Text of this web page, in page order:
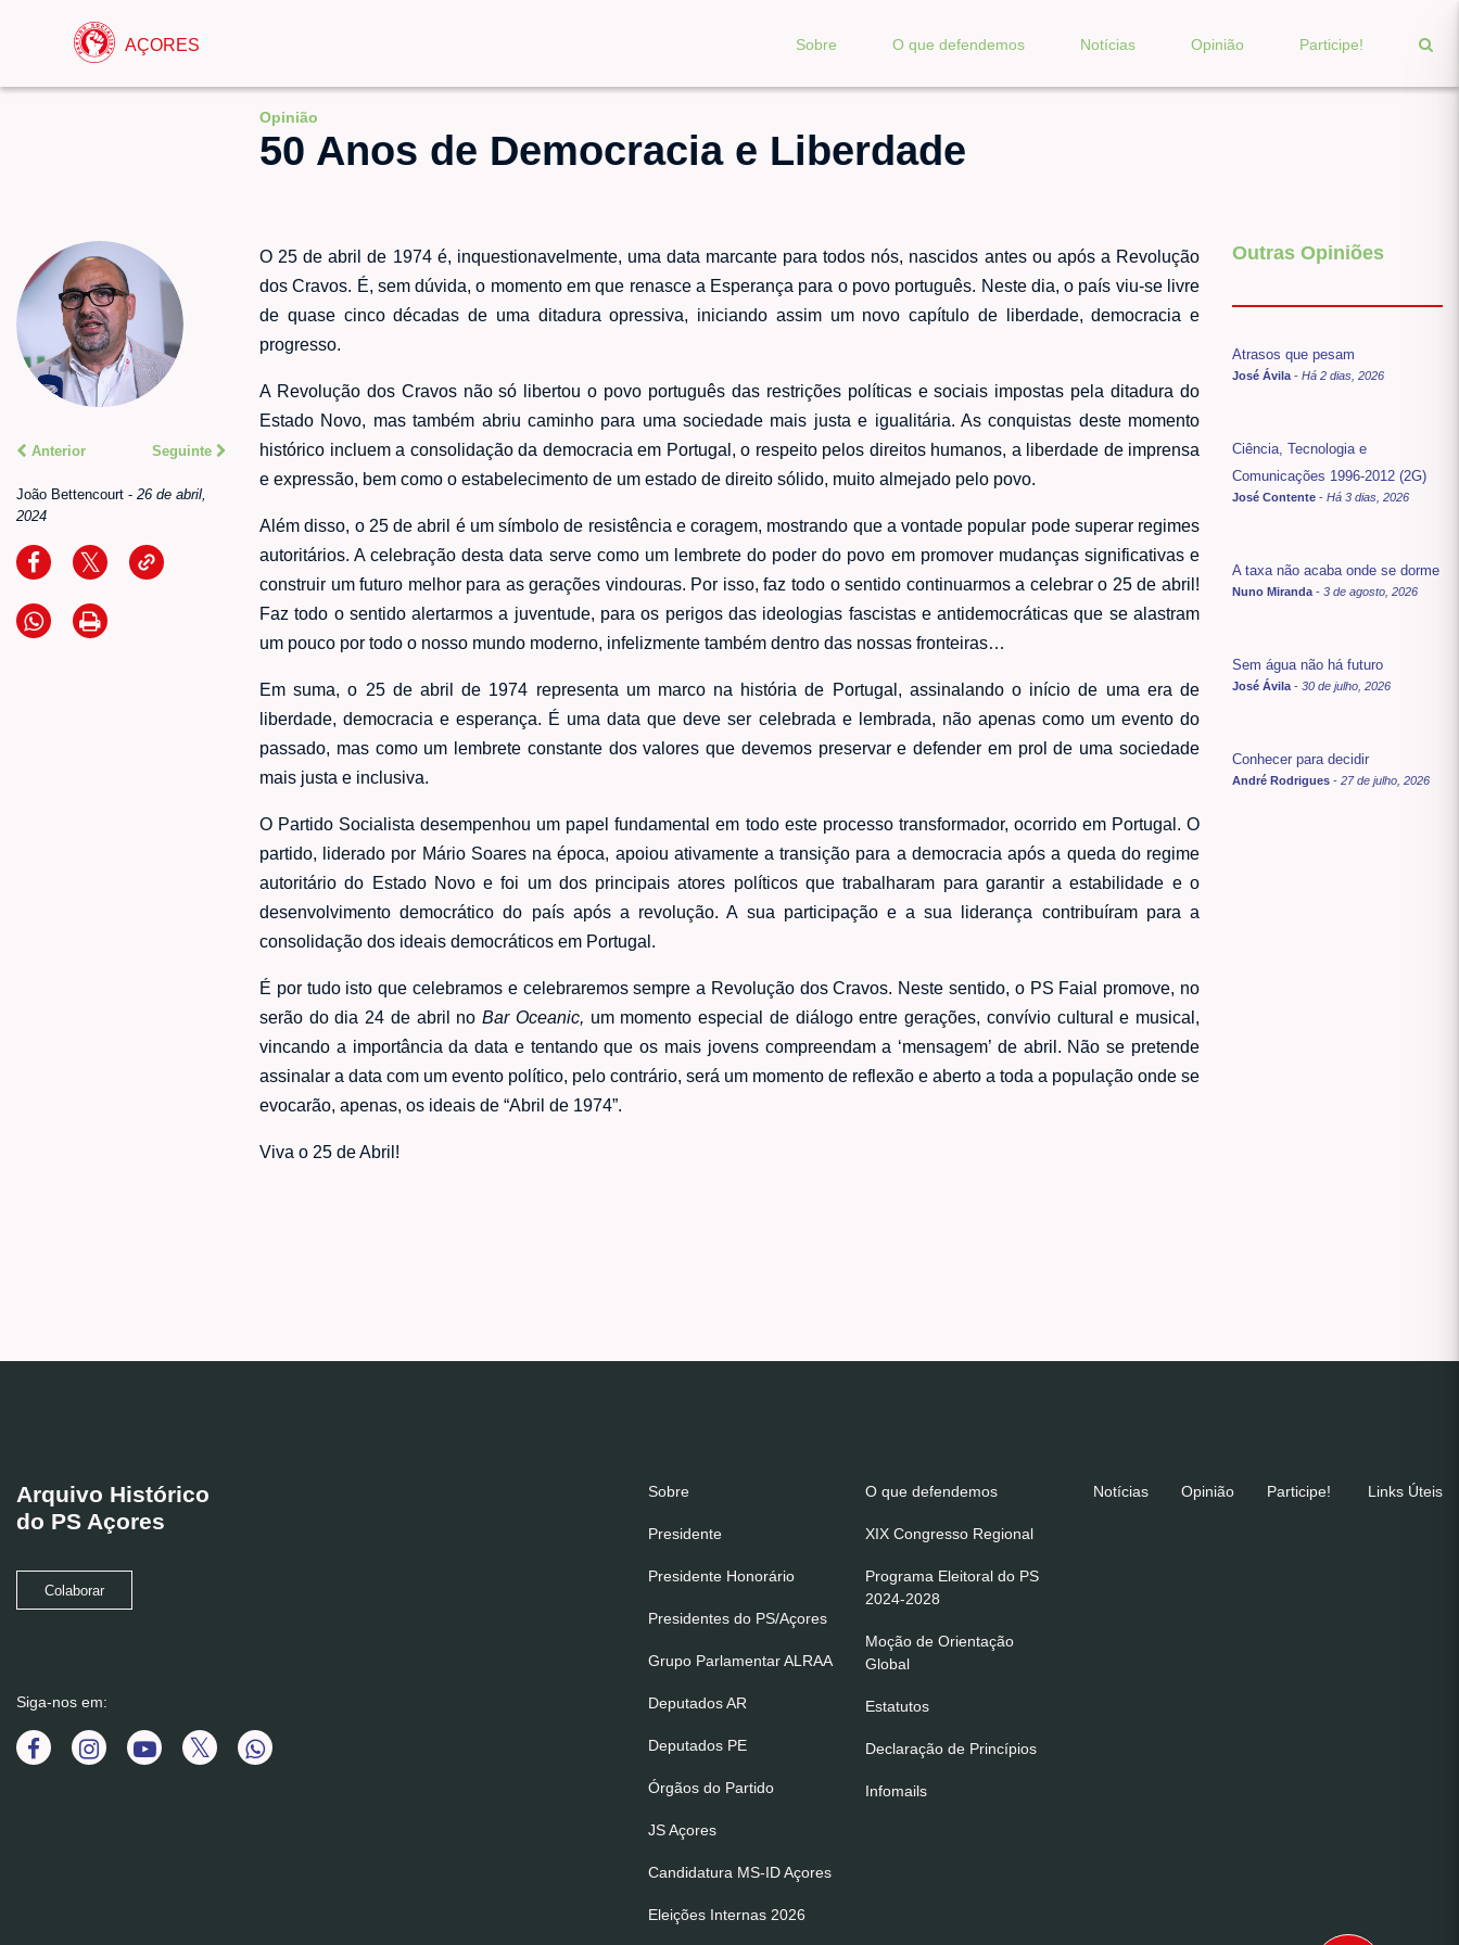
AÇORES Sobre O que defendemos Notícias Opinião Participe!
Opinião
50 Anos de Democracia e Liberdade
Anterior Seguinte
João Bettencourt - 26 de abril,
2024
O 25 de abril de 1974 é, inquestionavelmente, uma data marcante para todos nós, nascidos antes ou após a Revolução
dos Cravos. É, sem dúvida, o momento em que renasce a Esperança para o povo português. Neste dia, o país viu-se livre
de quase cinco décadas de uma ditadura opressiva, iniciando assim um novo capítulo de liberdade, democracia e
progresso.
A Revolução dos Cravos não só libertou o povo português das restrições políticas e sociais impostas pela ditadura do
Estado Novo, mas também abriu caminho para uma sociedade mais justa e igualitária. As conquistas deste momento
histórico incluem a consolidação da democracia em Portugal, o respeito pelos direitos humanos, a liberdade de imprensa
e expressão, bem como o estabelecimento de um estado de direito sólido, muito almejado pelo povo.
Além disso, o 25 de abril é um símbolo de resistência e coragem, mostrando que a vontade popular pode superar regimes
autoritários. A celebração desta data serve como um lembrete do poder do povo em promover mudanças significativas e
construir um futuro melhor para as gerações vindouras. Por isso, faz todo o sentido continuarmos a celebrar o 25 de abril!
Faz todo o sentido alertarmos a juventude, para os perigos das ideologias fascistas e antidemocráticas que se alastram
um pouco por todo o nosso mundo moderno, infelizmente também dentro das nossas fronteiras…
Em suma, o 25 de abril de 1974 representa um marco na história de Portugal, assinalando o início de uma era de
liberdade, democracia e esperança. É uma data que deve ser celebrada e lembrada, não apenas como um evento do
passado, mas como um lembrete constante dos valores que devemos preservar e defender em prol de uma sociedade
mais justa e inclusiva.
O Partido Socialista desempenhou um papel fundamental em todo este processo transformador, ocorrido em Portugal. O
partido, liderado por Mário Soares na época, apoiou ativamente a transição para a democracia após a queda do regime
autoritário do Estado Novo e foi um dos principais atores políticos que trabalharam para garantir a estabilidade e o
desenvolvimento democrático do país após a revolução. A sua participação e a sua liderança contribuíram para a
consolidação dos ideais democráticos em Portugal.
É por tudo isto que celebramos e celebraremos sempre a Revolução dos Cravos. Neste sentido, o PS Faial promove, no
serão do dia 24 de abril noBar Oceanic, um momento especial de diálogo entre gerações, convívio cultural e musical,
vincando a importância da data e tentando que os mais jovens compreendam a ‘mensagem’ de abril. Não se pretende
assinalar a data com um evento político, pelo contrário, será um momento de reflexão e aberto a toda a população onde se
evocarão, apenas, os ideais de “Abril de 1974”.
Viva o 25 de Abril!
Outras Opiniões
Atrasos que pesam
José Ávila - Há 2 dias, 2026
Ciência, Tecnologia e
Comunicações 1996-2012 (2G)
José Contente - Há 3 dias, 2026
A taxa não acaba onde se dorme
Nuno Miranda - 3 de agosto, 2026
Sem água não há futuro
José Ávila - 30 de julho, 2026
Conhecer para decidir
André Rodrigues - 27 de julho, 2026
Arquivo Histórico
do PS Açores
Colaborar
Siga-nos em:
Sobre
Presidente
Presidente Honorário
Presidentes do PS/Açores
Grupo Parlamentar ALRAA
Deputados AR
Deputados PE
Órgãos do Partido
JS Açores
Candidatura MS-ID Açores
Eleições Internas 2026
O que defendemos
XIX Congresso Regional
Programa Eleitoral do PS
2024-2028
Moção de Orientação
Global
Estatutos
Declaração de Princípios
Infomails
Notícias Opinião Participe! Links Úteis